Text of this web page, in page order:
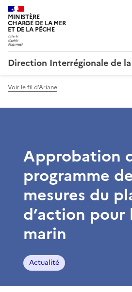
MINISTÈRE
CHARGÉ DE LA MER
ET DE LA PÊCHE
Direction Interrégionale de
Voir le fil d'Ariane
Approbation
programme de
mesures du
d’action pour
marin
Actualité